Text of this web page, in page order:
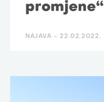
promjene“
NAJAVA - 22.02.2022.